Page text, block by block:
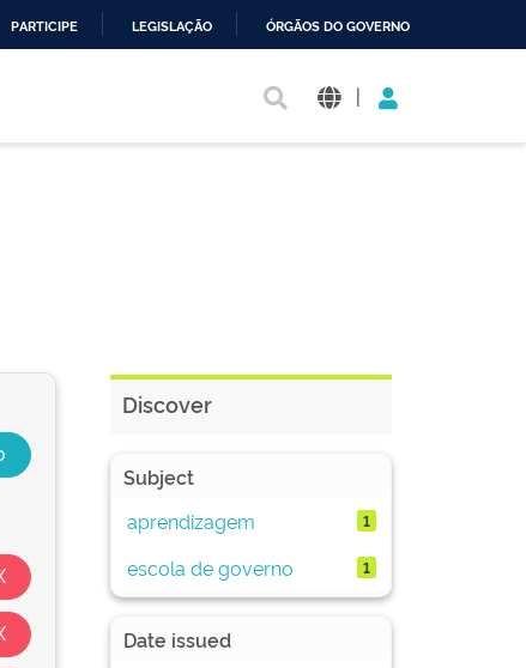
PARTICIPE LEGISLAÇÃO ÓRGÃOS DO GOVERNO
|
Discover
Subject
aprendizagem
1
escola de governo 1
Date issued